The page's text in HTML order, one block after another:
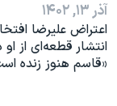
آذر ۱۳, ۱۴۰۲
اعتراض علیرضا
انتشار قطعه‌ای از او
«قاسم هنوز زنده